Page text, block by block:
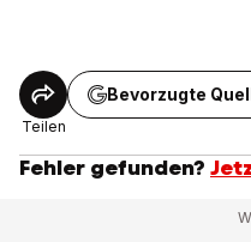
Teilen
Bevorzugte
Fehler gefunden?